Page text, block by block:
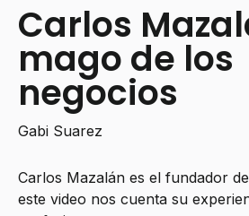
Carlos
mago de los
negocios
Gabi Suarez
Carlos Mazalán es el fundador
este video nos cuenta su